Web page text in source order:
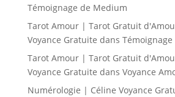
Témoignage de Medium
Tarot Amour | Tarot Gratuit
Voyance Gratuite dans
Tarot Amour | Tarot Gratuit
Voyance Gratuite dans Voyance
Numérologie | Céline Voyance